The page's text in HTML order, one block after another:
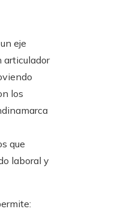
eje
articulador
los
que
laboral y